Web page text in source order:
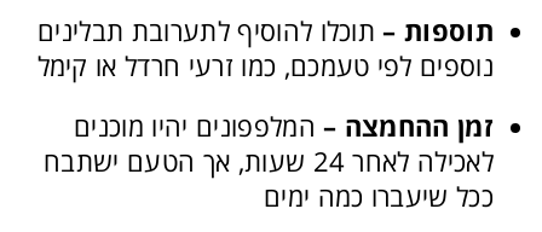
תוספות –תוכלו להוסיף לתערובת תבלינים
נוספים לפי טעמכם, כמו זרעי חרדל או קימל
זמן ההחמצה –המלפפונים יהיו מוכנים
לאכילה לאחר 24 שעות, אך הטעם ישתבח
ככל שיעברו כמה ימים